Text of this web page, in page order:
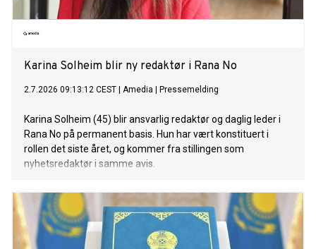
Karina Solheim blir ny redaktør i Rana No
2.7.2026 09:13:12 CEST Amedia Pressemelding
Karina Solheim (45) blir ansvarlig redaktør og daglig leder i
Rana No på permanent basis. Hun har vært konstituert i
rollen det siste året, og kommer fra stillingen som
nyhetsredaktør i samme avis.